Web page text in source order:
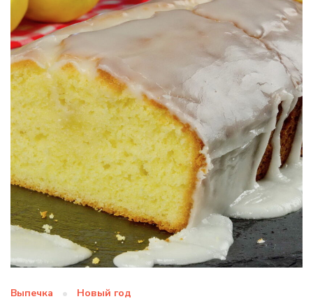
Выпечка Новый год